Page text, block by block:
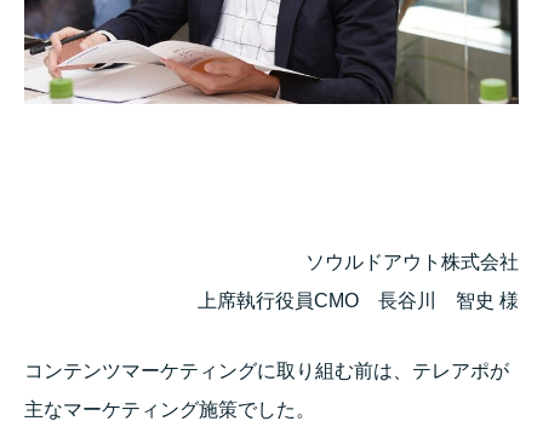
ソウルドアウト株式会社
上席執行役員CMO 長谷川 智史 様
コンテンツマーケティングに取り組む前は、テレアポが
主なマーケティング施策でした。